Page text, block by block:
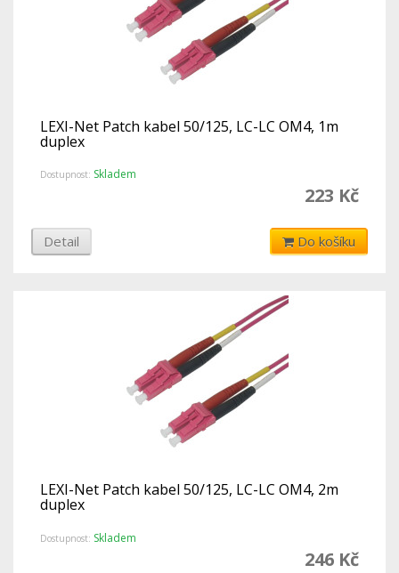
LEXI-Net Patch kabel 50/125, LC-LC OM4, 1m
duplex
Dostupnost: Skladem
223 Kč
Detail Do košíku
LEXI-Net Patch kabel 50/125, LC-LC OM4, 2m
duplex
Dostupnost: Skladem
246 Kč